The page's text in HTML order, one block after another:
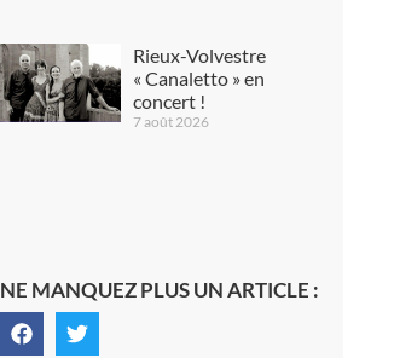
Rieux-Volvestre
« Canaletto » en
concert !
7 août 2026
NE MANQUEZ PLUS UN ARTICLE :